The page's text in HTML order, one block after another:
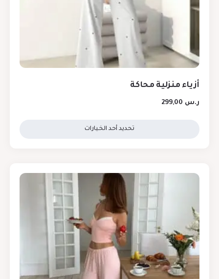
أزياء منزلية محاكة
ر.س
تحديد أحد الخيارات